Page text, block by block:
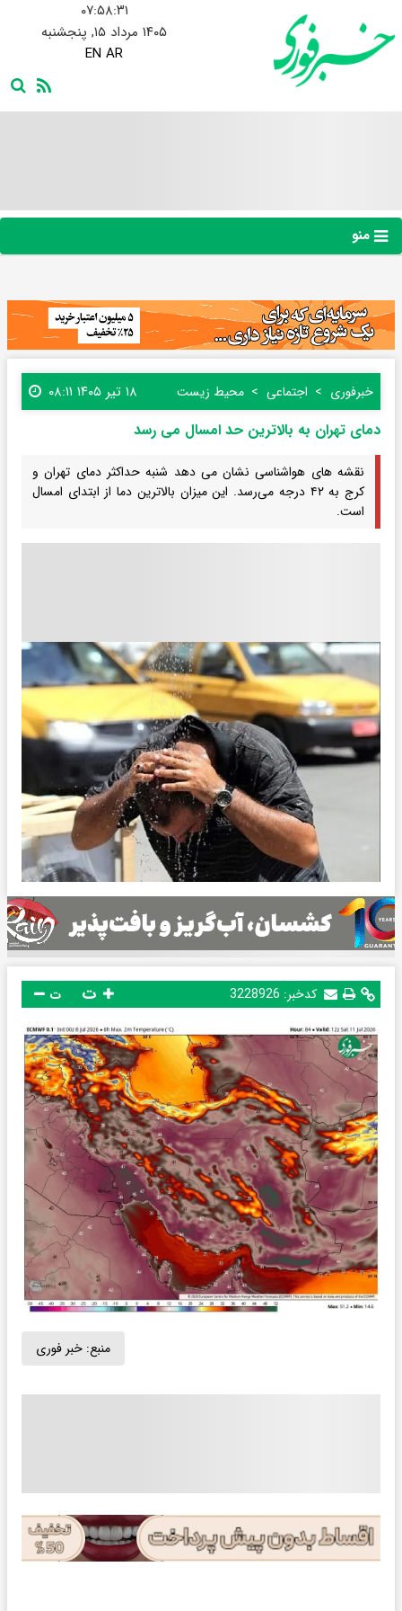
۰۷:۵۸:۳۲
۱۴۰۵ مرداد ۱۵, پنجشنبه
EN AR
منو
خبرفوری اجتماعی محیط زیست ۱۸ تیر ۱۴۰۵ ۰۸:۱۱
دمای تهران به بالاترین حد امسال می رسد
نقشه های هواشناسی نشان می دهد شنبه حداکثر دمای تهران و
کرج به ۴۲ درجه می‌رسد. این میزان بالاترین دما از ابتدای امسال
است.
کدخبر: 3228926 ت
منبع: خبر فوری